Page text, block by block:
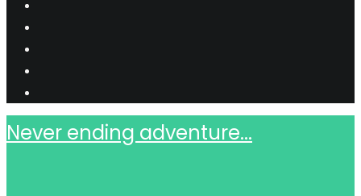
Never ending adventure...